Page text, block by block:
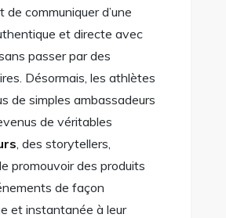
communiquer d’une
et directe avec
passer par des
Désormais, les athlètes
de simples ambassadeurs
de véritables
, des storytellers,
promouvoir des produits
de façon
et instantanée à leur